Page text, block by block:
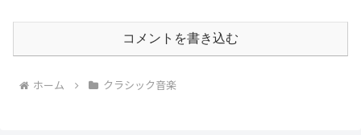
コメントを書き込む
ホーム クラシック音楽